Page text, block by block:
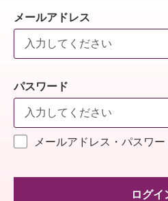
メールアドレス
パスワード
メールアドレス・パスワ
ログイ